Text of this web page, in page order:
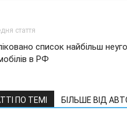
стаття
список найбільш
в РФ
ПО ТЕМІ БІЛЬШЕ ВІД